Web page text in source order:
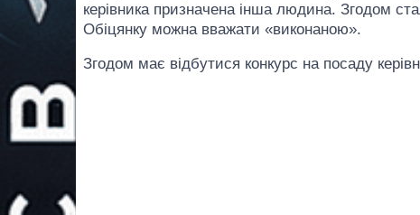
керівника призначена інша людина. Згодом
Обіцянку можна вважати «виконаною».
Згодом має відбутися конкурс на посаду